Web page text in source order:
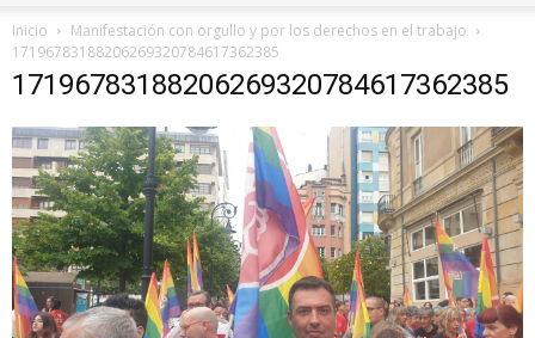
Inicio
Manifestación con orgullo y por los derechos en el trabajo
17196783188206269320784617362385
17196783188206269320784617362385